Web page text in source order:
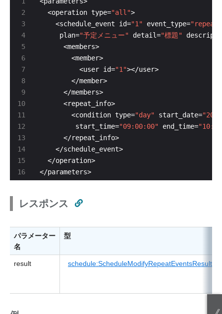
3
4
5
6
7
8
9
10
13
14
15
16
  <operation type=
"all"
    <schedule_event id=
"1" event_type="repeat"
     plan=
"予定メニュー" detail="標題"
          <user id=
"1"
        <condition type=
"day" start_date=
         start_time=
"09:00:00" end_time=
</parameters>
レスポンス
パラメーター
名
型
result